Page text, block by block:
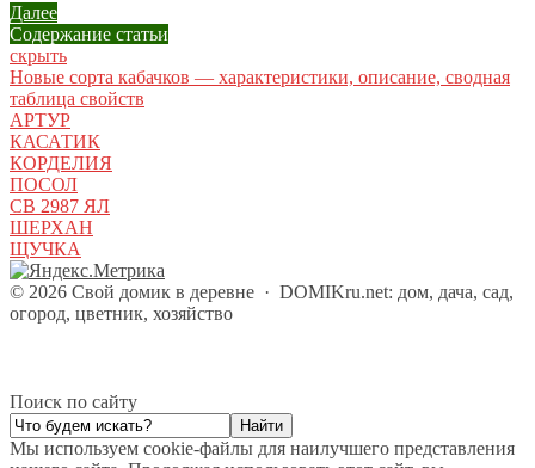
Далее
Содержание статьи
скрыть
Новые сорта кабачков — характеристики, описание, сводная
таблица свойств
АРТУР
КАСАТИК
КОРДЕЛИЯ
ПОСОЛ
СВ 2987 ЯЛ
ШЕРХАН
ЩУЧКА
© 2026 Свой домик в деревне · DOMIKru.net: дом, дача, сад,
огород, цветник, хозяйство
Поиск по сайту
Мы используем cookie-файлы для наилучшего представления